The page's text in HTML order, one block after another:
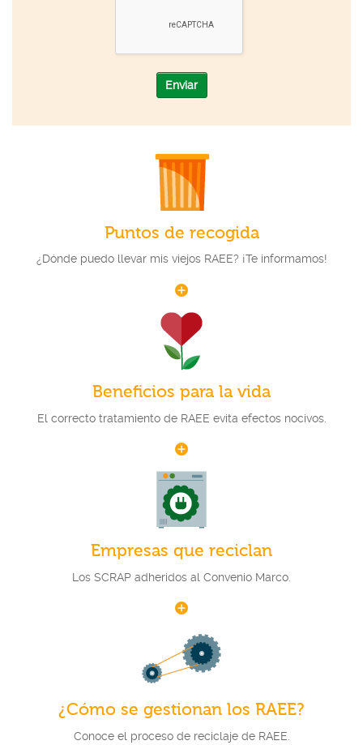
Enviar
Puntos de recogida
¿Dónde puedo llevar mis viejos RAEE? ¡Te informamos!
Beneficios para la vida
El correcto tratamiento de RAEE evita efectos nocivos.
Empresas que reciclan
Los SCRAP adheridos al Convenio Marco.
¿Cómo se gestionan los RAEE?
Conoce el proceso de reciclaje de RAEE.